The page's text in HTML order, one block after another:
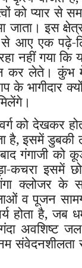
को प्यार से
जाता। इस
से आए एक पढ़े-
नहीं गया कि
कर लेते। कुंभ
के भागीदार
को देखकर
है, इसमें डुबकी
गंगाजी को
कचरा इसमें
गंगा क्लोजर
व पूजन
है, जब
अवशिष्ट जल